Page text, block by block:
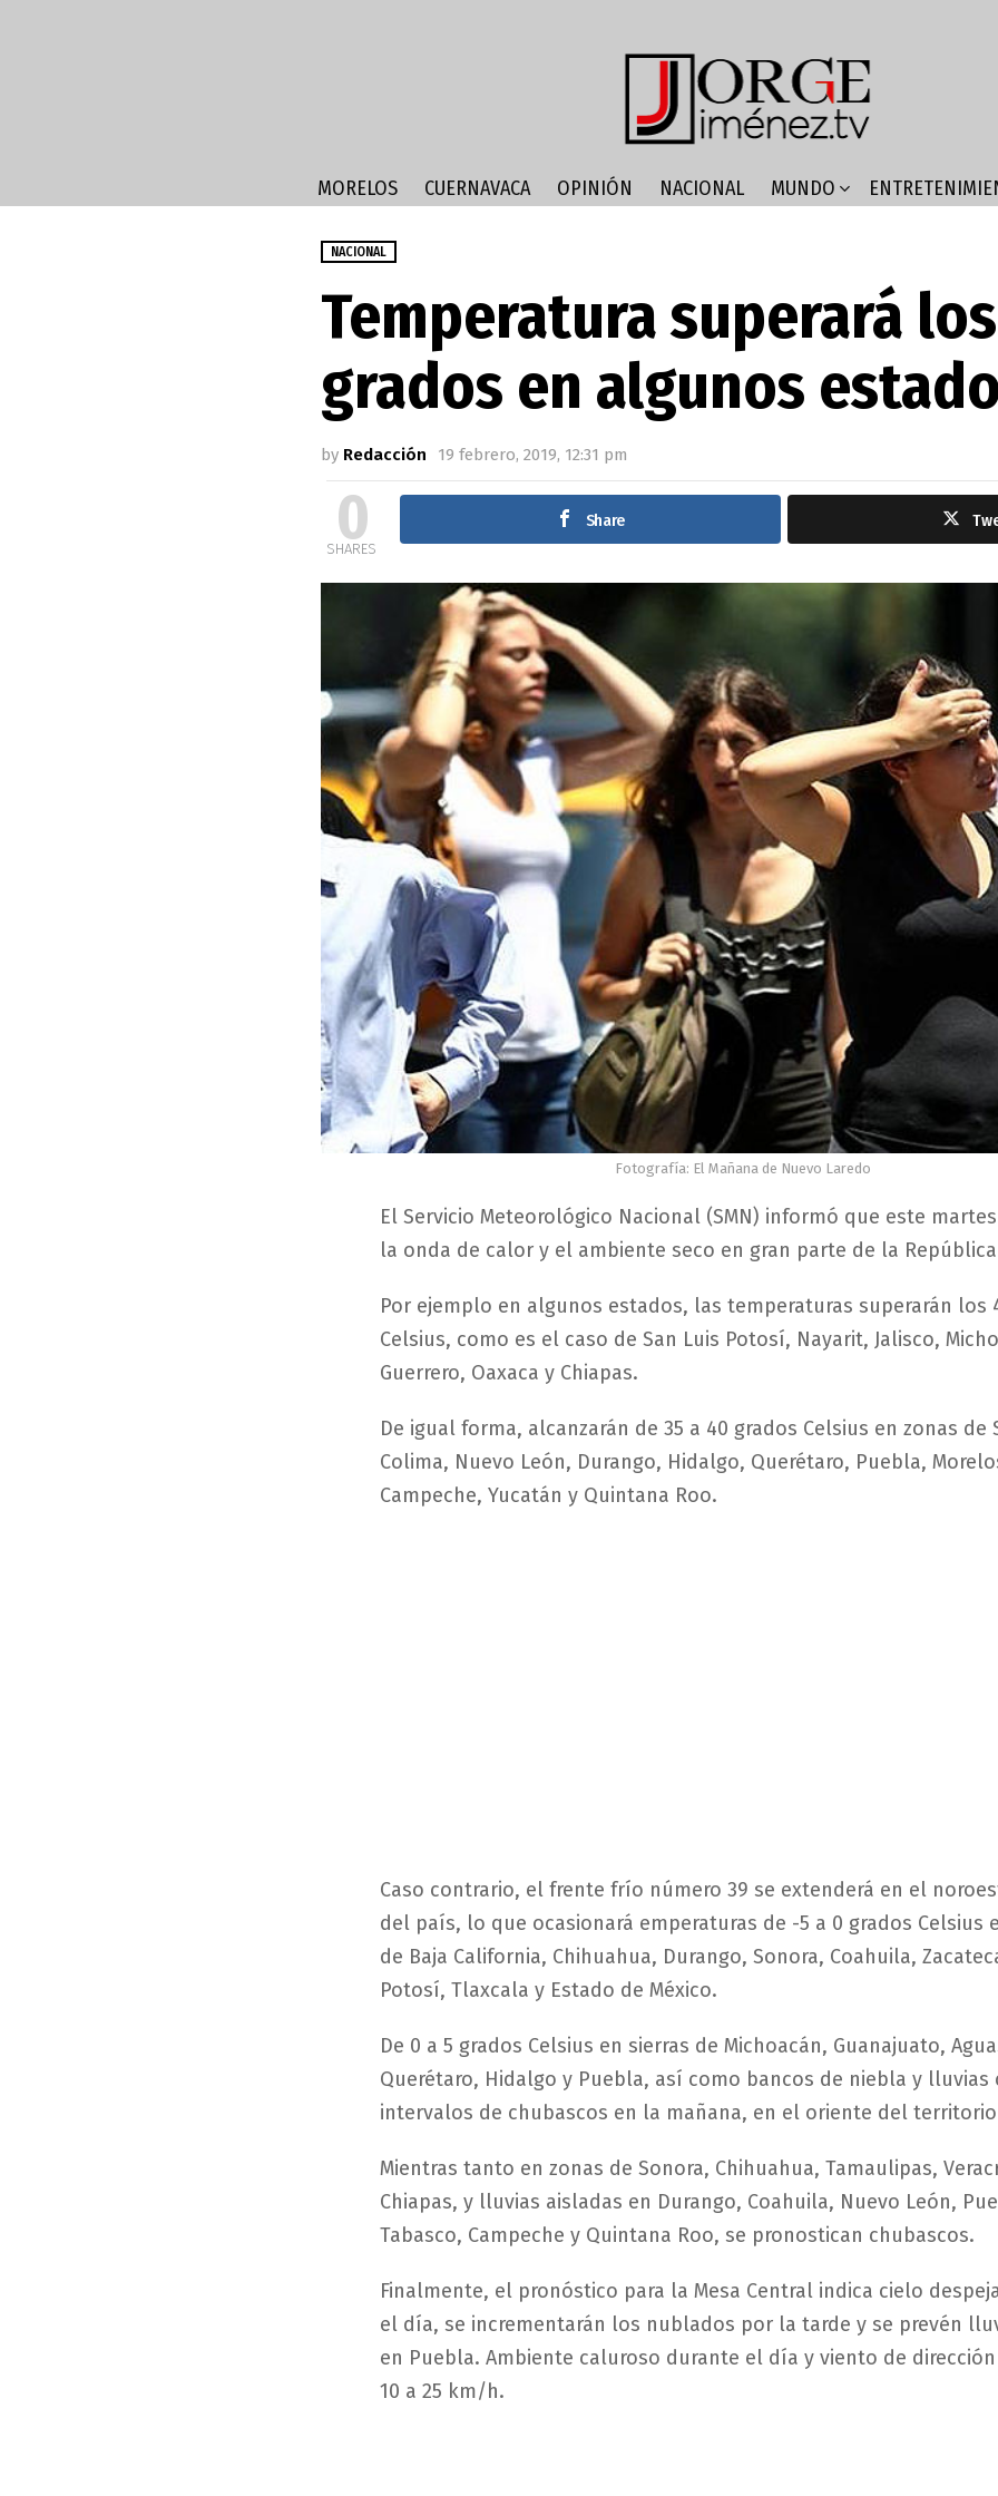
MORELOS CUERNAVACA OPINIÓN NACIONAL MUNDO
NACIONAL
Temperatura superará
grados en algunos
by Redacción 19 febrero, 2019, 12:31 pm
0
SHARES
Share
Fotografía: El Mañana de Nuevo Laredo
El Servicio Meteorológico Nacional (SMN) informó que este
la onda de calor y el ambiente seco en gran parte de la República
Por ejemplo en algunos estados, las temperaturas superarán los
Celsius, como es el caso de San Luis Potosí, Nayarit, Jalisco,
Guerrero, Oaxaca y Chiapas.
De igual forma, alcanzarán de 35 a 40 grados Celsius en zonas de
Colima, Nuevo León, Durango, Hidalgo, Querétaro, Puebla,
Campeche, Yucatán y Quintana Roo.
Caso contrario, el frente frío número 39 se extenderá en el
del país, lo que ocasionará emperaturas de -5 a 0 grados Celsius
de Baja California, Chihuahua, Durango, Sonora, Coahuila,
Potosí, Tlaxcala y Estado de México.
De 0 a 5 grados Celsius en sierras de Michoacán, Guanajuato,
Querétaro, Hidalgo y Puebla, así como bancos de niebla y lluvias
intervalos de chubascos en la mañana, en el oriente del
Mientras tanto en zonas de Sonora, Chihuahua, Tamaulipas,
Chiapas, y lluvias aisladas en Durango, Coahuila, Nuevo León,
Tabasco, Campeche y Quintana Roo, se pronostican chubascos.
Finalmente, el pronóstico para la Mesa Central indica cielo
el día, se incrementarán los nublados por la tarde y se prevén
en Puebla. Ambiente caluroso durante el día y viento de
10 a 25 km/h.